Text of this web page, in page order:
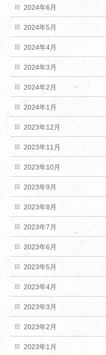
2024年6月
2024年5月
2024年4月
2024年3月
2024年2月
2024年1月
2023年12月
2023年11月
2023年10月
2023年9月
2023年8月
2023年7月
2023年6月
2023年5月
2023年4月
2023年3月
2023年2月
2023年1月